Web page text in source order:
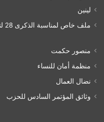
لينين
ملف خاص لمناسبة الذكرى 28 لتاسيس الحزب الشيوعي العمالي العراقي 1993/07/21
منصور حكمت
منظمة أمان للنساء
نضال العمال
وثائق المؤتمر السادس للحزب